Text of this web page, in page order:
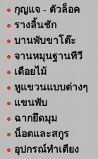
กุญแจ - ตัวล็อค
รางลิ้นชัก
บานพับขาโต๊ะ
จานหมุนฐานทีวี
เดือยไม้
หูแขวนแบบต่างๆ
แขนพับ
ฉากยึดมุม
น็อตและสกูร
อุปกรณ์ทำเตียง